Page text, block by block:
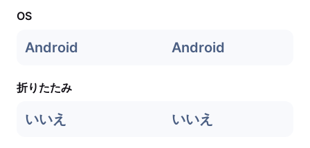
OS
Android Android
折りたたみ
いいえ いいえ